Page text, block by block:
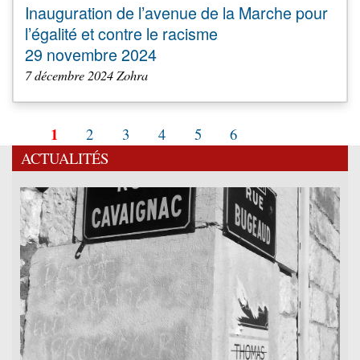
Inauguration de l’avenue de la Marche pour
l’égalité et contre le racisme
29 novembre 2024
7 décembre 2024 Zohra
1 2 3 4 5
6
ACTUALITÉS